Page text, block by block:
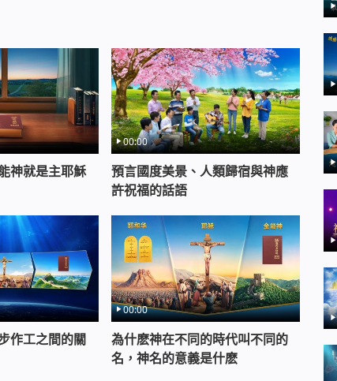
神就是主耶穌
00:00
預言國度美景、人類歸宿與神應
許祝福的話語
作工之間的關
00:00
為什麽神在不同的時代叫不同的
名，神名的意義是什麽